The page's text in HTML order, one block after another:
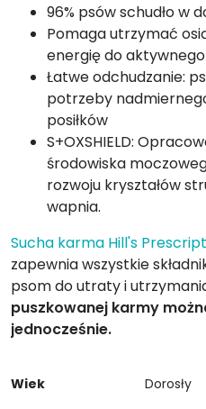
96% psów schudło w
Pomaga utrzymać
energię do
Łatwe odchudzanie:
potrzeby
posiłków
S+OXSHIELD:
środowiska
rozwoju kryształów
wapnia.
Sucha karma Hill's
zapewnia wszystkie
psom do utraty i
puszkowanej karmy
jednocześnie.
Wiek
Dorosły